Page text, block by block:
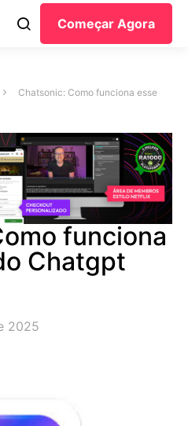
Começar Agora
Chatsonic: Como funciona esse
funciona
Chatgpt
2025